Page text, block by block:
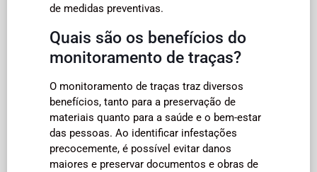
de medidas preventivas.
Quais são os benefícios do
monitoramento de traças?
O monitoramento de traças traz diversos
benefícios, tanto para a preservação de
materiais quanto para a saúde e o bem-estar
das pessoas. Ao identificar infestações
precocemente, é possível evitar danos
maiores e preservar documentos e obras de